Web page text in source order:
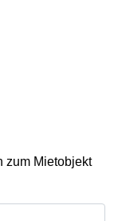
zum Mietobjekt